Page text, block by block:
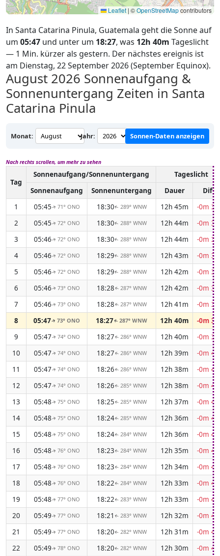
Leaflet | ©OpenStreetMapcontributors
In Santa Catarina Pinula, Guatemala geht die Sonne auf
um 05:47 und unter um 18:27, was 12h 40m Tageslicht
— 1 Min. kürzer als gestern. Der nächstes ereignis ist
am Dienstag, 22 September 2026 (September Equinox).
August 2026 Sonnenaufgang &
Sonnenuntergang Zeiten in Santa
Catarina Pinula
Monat: Jahr: Sonnen-Daten anzeigen
Nach rechts scrollen, um mehr zu sehen
Tag
Sonnenaufgang/Sonnenuntergang
Tageslicht
Sonnenaufgang
Sonnenuntergang Dauer
Diff.
1
05:45↑ 71° ONO 18:30↑ 289° WNW 12h 45m
-0m
2
05:45↑ 72° ONO 18:30↑ 288° WNW 12h 44m
-0m
3
05:46↑ 72° ONO 18:30↑ 288° WNW 12h 44m
-0m
4
05:46↑ 72° ONO 18:29↑ 288° WNW 12h 43m
-0m
5
05:46↑ 72° ONO 18:29↑ 288° WNW 12h 42m
-0m
6
05:46↑ 73° ONO 18:28↑ 287° WNW 12h 42m
-0m
7
05:46↑ 73° ONO 18:28↑ 287° WNW 12h 41m
-0m
8
05:47↑73° ONO 18:27↑287° WNW 12h 40m
-0m
9
05:47↑ 74° ONO 18:27↑ 286° WNW 12h 40m
-0m
10
05:47↑ 74° ONO 18:27↑ 286° WNW 12h 39m
-0m
11
05:47↑ 74° ONO 18:26↑ 286° WNW 12h 38m
-0m
12
05:47↑ 74° ONO 18:26↑ 285° WNW 12h 38m
-0m
13
05:48↑ 75° ONO 18:25↑ 285° WNW 12h 37m
-0m
14
05:48↑ 75° ONO 18:24↑ 285° WNW 12h 36m
-0m
15
05:48↑ 75° ONO 18:24↑ 284° WNW 12h 36m
-0m
16
05:48↑ 76° ONO 18:23↑ 284° WNW 12h 35m
-0m
17
05:48↑ 76° ONO 18:23↑ 284° WNW 12h 34m
-0m
18
05:48↑ 76° ONO 18:22↑ 284° WNW 12h 33m
-0m
19
05:48↑ 77° ONO 18:22↑ 283° WNW 12h 33m
-0m
20
05:49↑ 77° ONO 18:21 ↑ 283° WNW 12h 32m
-0m
21
05:49↑ 77° ONO 18:20↑ 282° WNW 12h 31m
-0m
22
05:49↑ 78° ONO 18:20↑ 282° WNW 12h 30m
-0m